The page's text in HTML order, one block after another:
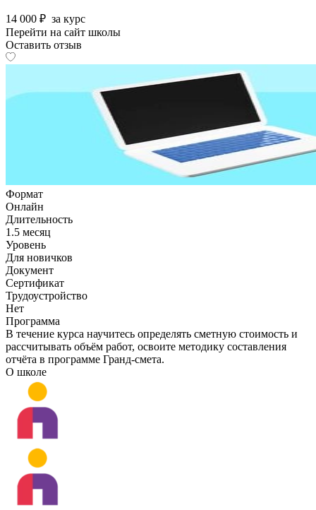
14 000 ₽ за курс
Перейти на сайт школы
Оставить отзыв
Формат
Онлайн
Длительность
1.5 месяц
Уровень
Для новичков
Документ
Сертификат
Трудоустройство
Нет
Программа
В течение курса научитесь определять сметную стоимость и
рассчитывать объём работ, освоите методику составления
отчёта в программе Гранд-смета.
О школе